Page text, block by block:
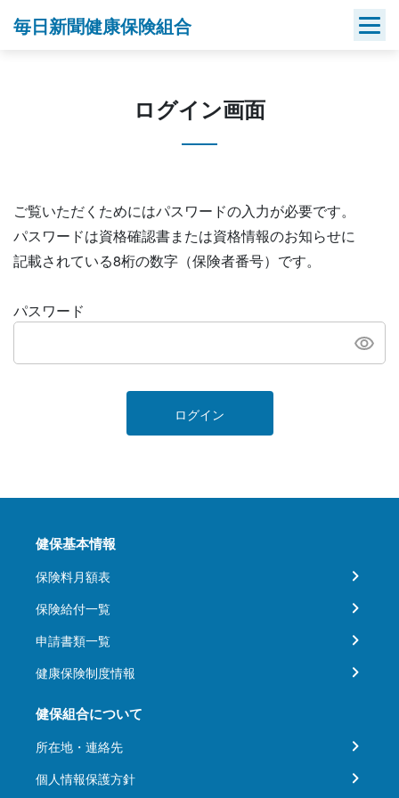
毎日新聞健康保険組合
ログイン画面
ご覧いただくためにはパスワードの入力が必要です。
パスワードは資格確認書または資格情報のお知らせに
記載されている8桁の数字（保険者番号）です。
パスワード
ログイン
健保基本情報
保険料月額表
保険給付一覧
申請書類一覧
健康保険制度情報
健保組合について
所在地・連絡先
個人情報保護方針